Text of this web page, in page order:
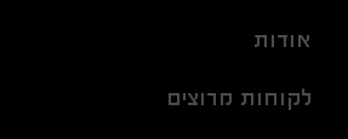
אודות
לקוחות מרוצים